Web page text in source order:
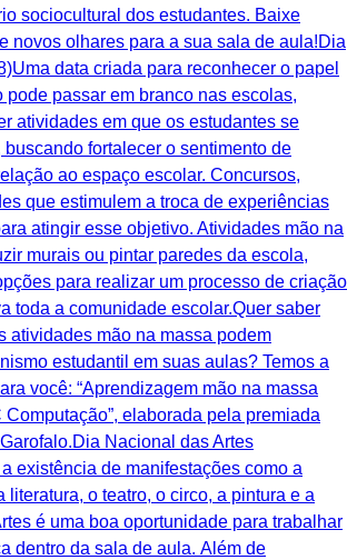
sociocultural dos estudantes. Baixe
novos olhares para a sua sala de aula!Dia
data criada para reconhecer o papel
pode passar em branco nas escolas,
atividades em que os estudantes se
fortalecer o sentimento de
ao espaço escolar. Concursos,
que estimulem a troca de experiências
atingir esse objetivo. Atividades mão na
murais ou pintar paredes da escola,
para realizar um processo de criação
toda a comunidade escolar.Quer saber
atividades mão na massa podem
estudantil em suas aulas? Temos a
você: “Aprendizagem mão na massa
elaborada pela premiada
Nacional das Artes
existência de manifestações como a
literatura, o teatro, o circo, a pintura e a
é uma boa oportunidade para trabalhar
dentro da sala de aula. Além de